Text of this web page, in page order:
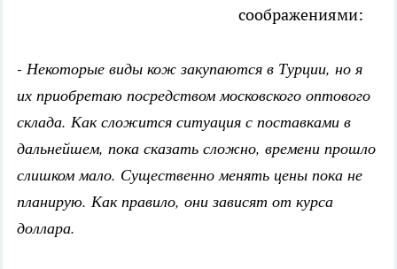
соображениями:
- Некоторые виды кож закупаются в Турции, но я
их приобретаю посредством московского оптового
склада. Как сложится ситуация с поставками в
дальнейшем, пока сказать сложно, времени прошло
слишком мало. Существенно менять цены пока не
планирую. Как правило, они зависят от курса
доллара.